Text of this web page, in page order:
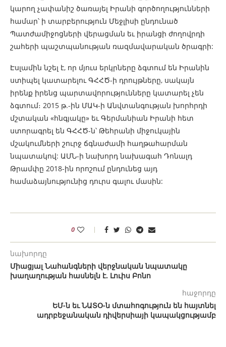
կարող չափանիշ ծառայել Իրանի գործողությունների
համար՝ ի տարբերություն Մեջլիսի ընդունած
Պատժամիջոցների վերացման եւ իրանցի ժողովրդի
շահերի պաշտպանության ռազմավարական ծրագրի:
Էսլամին նշել է, որ մյուս երկրները ձգտում են Իրանին
ստիպել կատարելու ԳՀՀԾ-ի դրույթները, սակայն
իրենք իրենց պարտավորությունները կատարել չեն
ձգտում։ 2015 թ.-ին ՄԱԿ-ի Անվտանգության խորհրդի
մշտական «հնգյակը» եւ Գերմանիան Իրանի հետ
ստորագրել են ԳՀՀԾ-ն՝ Թեհրանի միջուկային
մշակումների շուրջ ճգնաժամի հաղթահարման
նպատակով: ԱՄՆ-ի նախորդ նախագահ Դոնալդ
Թրամփը 2018-ին որոշում ընդունեց այդ
համաձայնությունից դուրս գալու մասին:
0
նախորդը
Միացյալ Նահանգների վերջնական նպատակը
խաղաղության հասնելն է. Լուիս Բոնո
հաջորդը
ԵՄ-ն եւ ՆԱՏՕ-ն մտահոգություն են հայտնել
ադրբեջանական դիվերսիայի կապակցությամբ